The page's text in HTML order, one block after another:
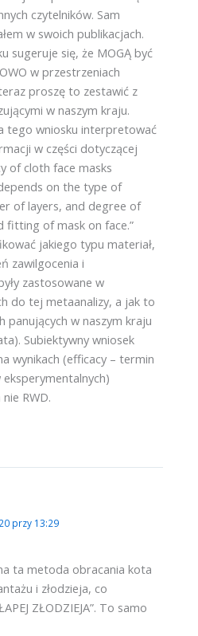
czytelników. Sam
w swoich publikacjach.
sugeruje się, że MOGĄ być
w przestrzeniach
proszę to zestawić z
w naszym kraju.
tego wniosku interpretować
w części dotyczącej
of cloth face masks
on the type of
of layers, and degree of
fitting of mask on face.”
jakiego typu materiał,
zawilgocenia i
zastosowane w
do tej metaanalizy, a jak to
panujących w naszym kraju
Subiektywny wniosek
wynikach (efficacy – termin
RWD.
przy 13:29
ta metoda obracania kota
i złodzieja, co
ZŁODZIEJA”. To samo